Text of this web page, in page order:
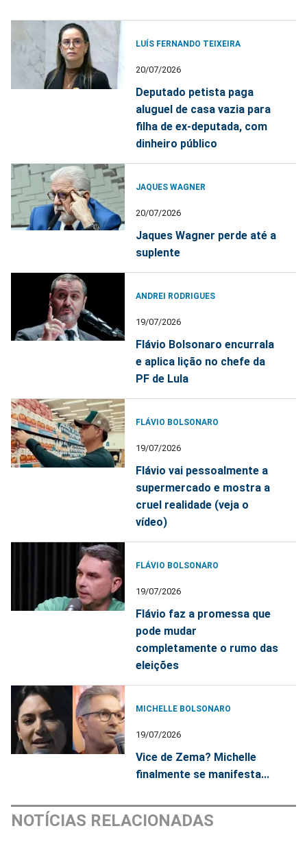
LUÍS FERNANDO TEIXEIRA
20/07/2026
Deputado petista paga
aluguel de casa vazia para
filha de ex-deputada, com
dinheiro público
JAQUES WAGNER
20/07/2026
Jaques Wagner perde até a
suplente
ANDREI RODRIGUES
19/07/2026
Flávio Bolsonaro encurrala
e aplica lição no chefe da
PF de Lula
FLÁVIO BOLSONARO
19/07/2026
Flávio vai pessoalmente a
supermercado e mostra a
cruel realidade (veja o
vídeo)
FLÁVIO BOLSONARO
19/07/2026
Flávio faz a promessa que
pode mudar
completamente o rumo das
eleições
MICHELLE BOLSONARO
19/07/2026
Vice de Zema? Michelle
finalmente se manifesta...
NOTÍCIAS RELACIONADAS